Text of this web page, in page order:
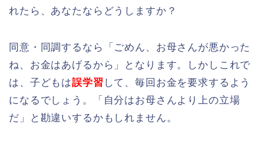
れたら、あなたならどうしますか？
同意・同調するなら「ごめん、お母さんが悪かった
ね、お金はあげるから」となります。しかしこれで
は、子どもは誤学習 して、毎回お金を要求するよう
になるでしょう。「自分はお母さんより上の立場
だ」と勘違いするかもしれません。